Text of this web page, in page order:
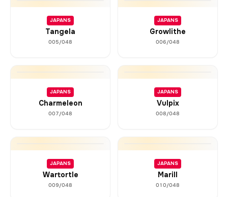
JAPANS
Tangela
005/048
JAPANS
Growlithe
006/048
JAPANS
Charmeleon
007/048
JAPANS
Vulpix
008/048
JAPANS
Wartortle
009/048
JAPANS
Marill
010/048